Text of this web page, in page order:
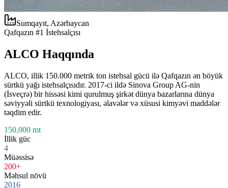
Sumqayıt, Azərbaycan
Qafqazın #1 İstehsalçısı
ALCO Haqqında
ALCO, illik 150.000 metrik ton istehsal gücü ilə Qafqazın ən böyük
sürtkü yağı istehsalçısıdır. 2017-ci ildə Sinova Group AG-nin
(İsveçrə) bir hissəsi kimi qurulmuş şirkət dünya bazarlarına dünya
səviyyəli sürtkü texnologiyası, əlavələr və xüsusi kimyəvi maddələr
təqdim edir.
150,000 mt
İllik güc
4
Müəssisə
200+
Məhsul növü
2016